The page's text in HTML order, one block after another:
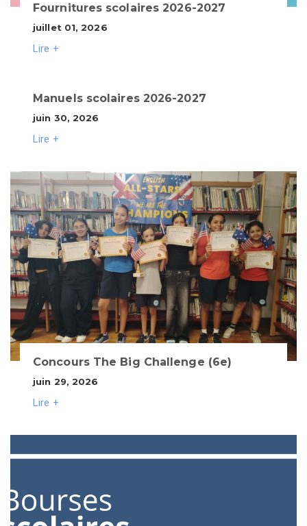
Fournitures scolaires 2026-2027
juillet 01, 2026
Lire +
Manuels scolaires 2026-2027
juin 30, 2026
Lire +
Concours The Big Challenge (6e)
juin 29, 2026
Lire +